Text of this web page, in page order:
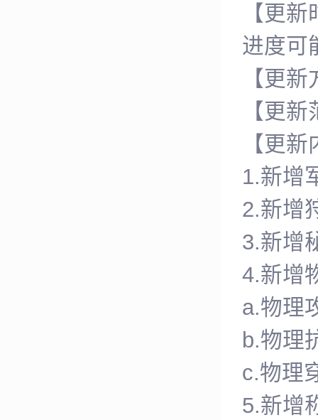
【更
进度可
【更
【更
【更
1.新增
2.新增
3.新增
4.新增
a.物理
b.物理
c.物理
5.新增